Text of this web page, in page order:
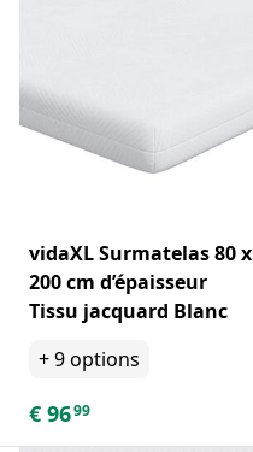
vidaXL Surmatelas 80 x
200 cm d’épaisseur
Tissu jacquard Blanc
+9options
€ 9699